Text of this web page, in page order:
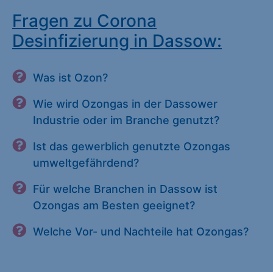
Fragen zu Corona
Desinfizierung in Dassow:
Was ist Ozon?
Wie wird Ozongas in der Dassower
Industrie oder im Branche genutzt?
Ist das gewerblich genutzte Ozongas
umweltgefährdend?
Für welche Branchen in Dassow ist
Ozongas am Besten geeignet?
Welche Vor- und Nachteile hat Ozongas?